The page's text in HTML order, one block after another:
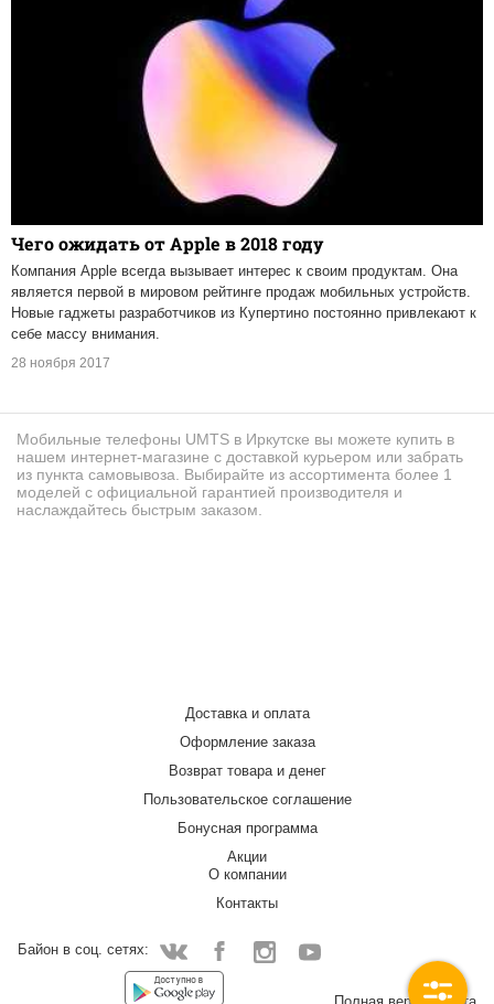
Чего ожидать от Apple в 2018 году
Компания Apple всегда вызывает интерес к своим продуктам. Она
является первой в мировом рейтинге продаж мобильных устройств.
Новые гаджеты разработчиков из Купертино постоянно привлекают к
себе массу внимания.
28 ноября 2017
Мобильные телефоны UMTS в Иркутске вы можете купить в
нашем интернет-магазине с доставкой курьером или забрать
из пункта самовывоза. Выбирайте из ассортимента более 1
моделей с официальной гарантией производителя и
наслаждайтесь быстрым заказом.
Доставка и оплата
Оформление заказа
Возврат товара и денег
Пользовательское соглашение
Бонусная программа
Акции
О компании
Контакты
Байон в соц. сетях:
VkontakteFacebook